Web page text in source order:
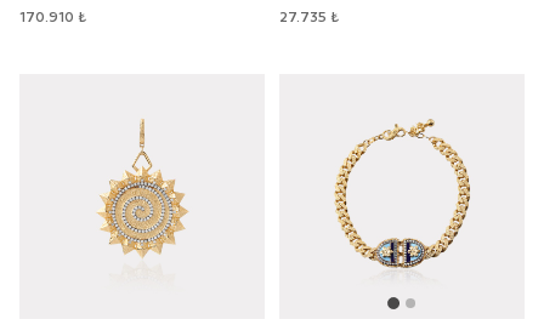
170.910 ₺ 27.735 ₺